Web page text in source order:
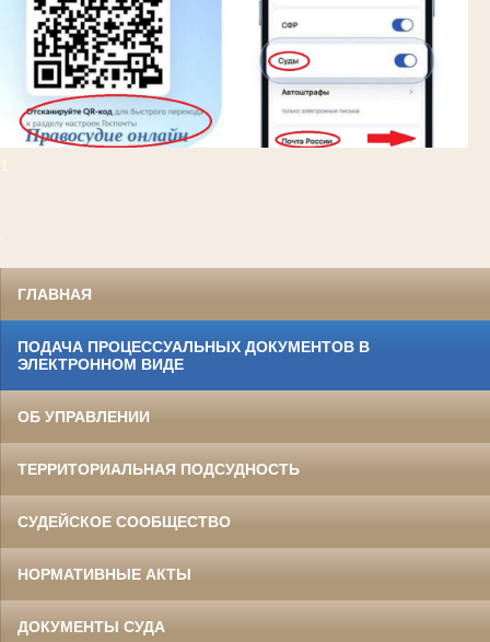
ГЛАВНАЯ
ПОДАЧА ПРОЦЕССУАЛЬНЫХ ДОКУМЕНТОВ В
ЭЛЕКТРОННОМ ВИДЕ
ОБ УПРАВЛЕНИИ
ТЕРРИТОРИАЛЬНАЯ ПОДСУДНОСТЬ
СУДЕЙСКОЕ СООБЩЕСТВО
НОРМАТИВНЫЕ АКТЫ
ДОКУМЕНТЫ СУДА